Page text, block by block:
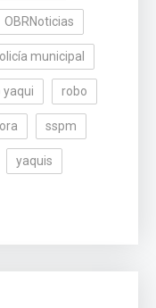
OBRNoticias
municipal
yaqui robo
sspm
yaquis